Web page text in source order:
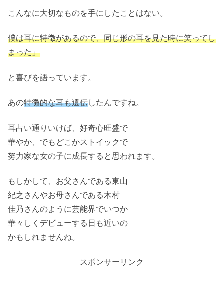
こんなに大切なものを手にしたことはない。
僕は耳に特徴があるので、同じ形の耳を見た時に笑ってし
まった」
と喜びを語っています。
あの特徴的な耳も遺伝したんですね。
耳占い通りいけば、好奇心旺盛で
華やか、でもどこかストイックで
努力家な女の子に成長すると思われます。
もしかして、お父さんである東山
紀之さんやお母さんである木村
佳乃さんのように芸能界でいつか
華々しくデビューする日も近いの
かもしれませんね。
スポンサーリンク